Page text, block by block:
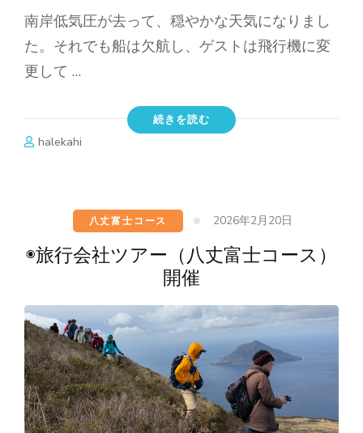
南岸低気圧が去って、穏やかな天気になりまし
た。それでも船は欠航し、ゲストは飛行機に変
更して …
続きを読む
halekahi
八丈富士コース 2026年2月20日
◉旅行会社ツアー（八丈富士コース）
開催